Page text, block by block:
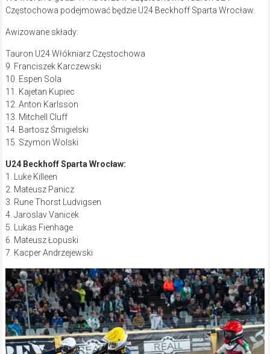
Częstochowa podejmować będzie U24 Beckhoff Sparta Wrocław.
Awizowane składy:
Tauron U24 Włókniarz Częstochowa
9. Franciszek Karczewski
10. Espen Sola
11. Kajetan Kupiec
12. Anton Karlsson
13. Mitchell Cluff
14. Bartosz Śmigielski
15. Szymon Wolski
U24 Beckhoff Sparta Wrocław:
1. Luke Killeen
2. Mateusz Panicz
3. Rune Thorst Ludvigsen
4. Jaroslav Vanicek
5. Lukas Fienhage
6. Mateusz Łopuski
7. Kacper Andrzejewski